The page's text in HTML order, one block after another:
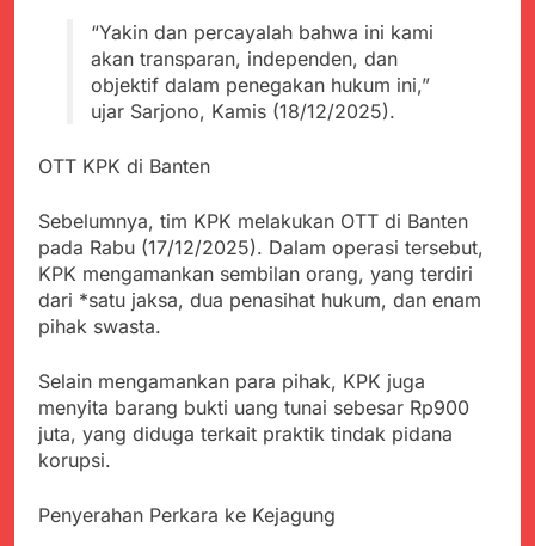
Angkat Bicara Terkait
Dugaan pembelian obat
yang akan Kadaluarsa
oleh Puskesmas
Juli 21, 2024
Diduga Pembelian Obat
oleh Puskesmas di
Yonif 310/KK Berikan
Bantuan Duka Cita
Juli 20, 2024
Polda Jabar Beberkan
Perkembangan
Terbaru Kasus Dago
Juli 20, 2024
Tuntas Dugaan
penyelewengan
Pengadaan Buku Simi
Juli 19, 2024
Diduga Kuat
Inspektorat Kab,
Baru, Satgas Yonif
310/KK Ajak Pelajar
“Yakin dan percayalah bahwa ini kami
akan transparan, independen, dan
objektif dalam penegakan hukum ini,”
ujar Sarjono, Kamis (18/12/2025).
OTT KPK di Banten
Sebelumnya, tim KPK melakukan OTT di Banten
pada Rabu (17/12/2025). Dalam operasi tersebut,
KPK mengamankan sembilan orang, yang terdiri
dari *satu jaksa, dua penasihat hukum, dan enam
pihak swasta.
Selain mengamankan para pihak, KPK juga
menyita barang bukti uang tunai sebesar Rp900
juta, yang diduga terkait praktik tindak pidana
korupsi.
Penyerahan Perkara ke Kejagung